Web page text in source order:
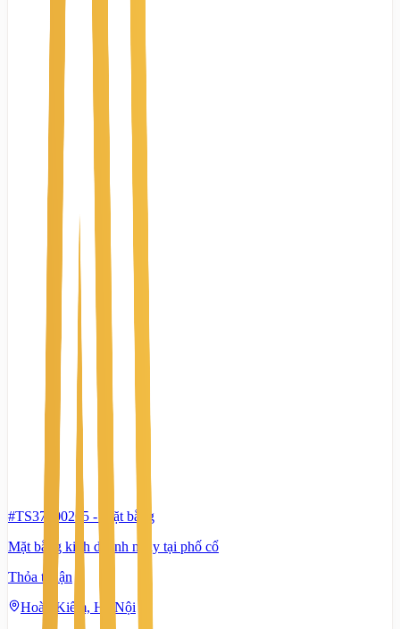
#TS37800265 -
Mặt bằng
Mặt bằng kinh doanh ngay tại phố cổ
Thỏa thuận
Hoàn Kiếm, Hà Nội